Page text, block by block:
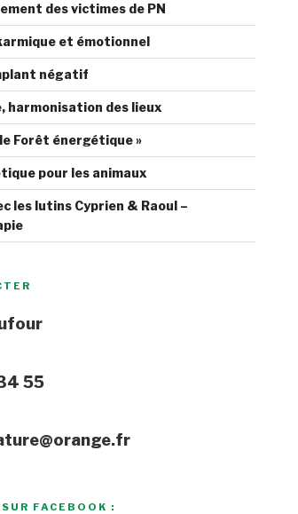
des victimes de PN
et émotionnel
négatif
harmonisation des lieux
Forêt énergétique »
pour les animaux
les lutins Cyprien & Raoul –
55
FACEBOOK :